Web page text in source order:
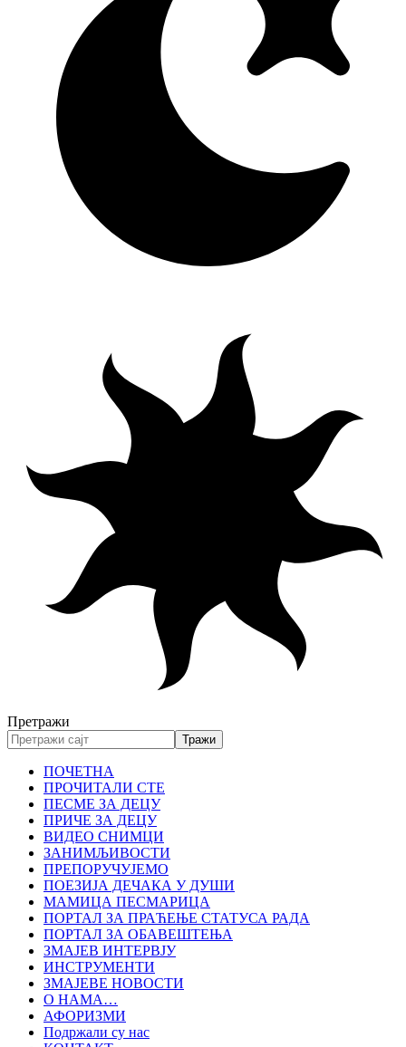
Претражи
ПОЧЕТНА
ПРОЧИТАЛИ СТЕ
ПЕСМЕ ЗА ДЕЦУ
ПРИЧЕ ЗА ДЕЦУ
ВИДЕО СНИМЦИ
ЗАНИМЉИВОСТИ
ПРЕПОРУЧУЈЕМО
ПОЕЗИЈА ДЕЧАКА У ДУШИ
МАМИЦА ПЕСМАРИЦА
ПОРТАЛ ЗА ПРАЋЕЊЕ СТАТУСА РАДА
ПОРТАЛ ЗА ОБАВЕШТЕЊА
ЗМАЈЕВ ИНТЕРВЈУ
ИНСТРУМЕНТИ
ЗМАЈЕВЕ НОВОСТИ
О НАМА…
АФОРИЗМИ
Подржали су нас